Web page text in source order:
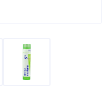
larger imageView larger image